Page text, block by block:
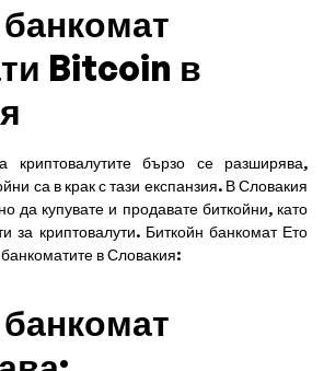
Bitcoin в
криптовалутите бързо се разширява,
са в крак с тази експанзия. В Словакия
да купувате и продавате биткойни, като
за криптовалути. Биткойн банкомат Ето
в Словакия: